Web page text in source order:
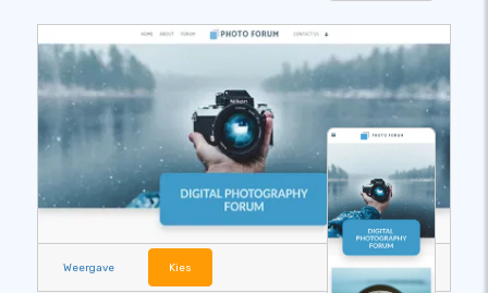
Weergave Kies